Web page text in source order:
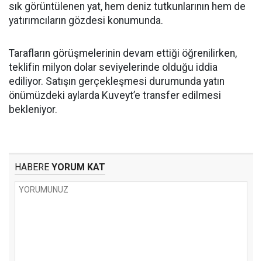
sık görüntülenen yat, hem deniz tutkunlarının hem de
yatırımcıların gözdesi konumunda.
Tarafların görüşmelerinin devam ettiği öğrenilirken,
teklifin milyon dolar seviyelerinde olduğu iddia
ediliyor. Satışın gerçekleşmesi durumunda yatın
önümüzdeki aylarda Kuveyt’e transfer edilmesi
bekleniyor.
HABERE YORUM KAT